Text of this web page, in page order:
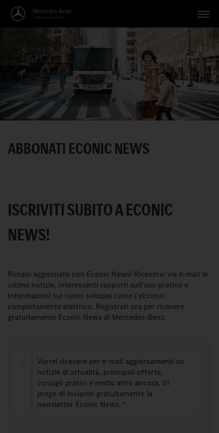
Veicoli
Applicazioni
Temi
Servizio
Italiano
ABBONATI ECONIC NEWS
ISCRIVITI SUBITO A ECONIC
NEWS!
Rimani aggiornato con Econic News! Riceverai via e-mail le
ultime notizie, interessanti rapporti sull'uso pratico e
informazioni sui nuovi sviluppi come l'eEconic
completamente elettrico. Registrati ora per ricevere
gratuitamente Econic News di Mercedes-Benz.
Vorrei ricevere per e-mail aggiornamenti su
notizie di attualità, principali offerte,
consigli pratici e molto altro ancora. Vi
prego di inviarmi gratuitamente la
newsletter Econic News. *